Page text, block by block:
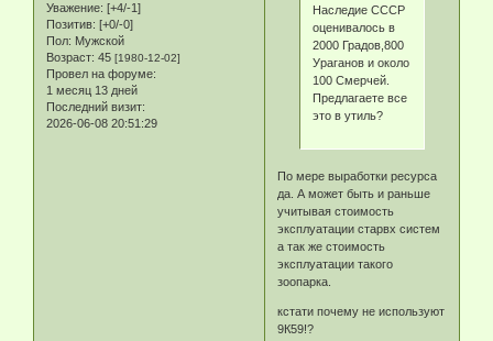
Уважение: [+4/-1]
Позитив: [+0/-0]
Пол: Мужской
Возраст: 45 [1980-12-02]
Провел на форуме:
1 месяц 13 дней
Последний визит:
2026-06-08 20:51:29
Наследие СССР
оценивалось в
2000 Градов,800
Ураганов и около
100 Смерчей.
Предлагаете все
это в утиль?
По мере выработки ресурса
да. А может быть и раньше
учитывая стоимость
эксплуатации старвх систем
а так же стоимость
эксплуатации такого
зоопарка.
кстати почему не используют
9К59!?